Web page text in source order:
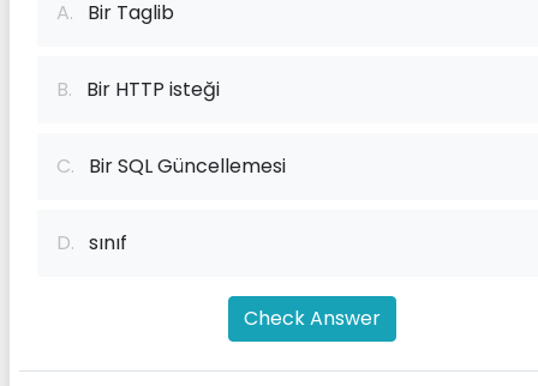
A. Bir Taglib
B. Bir HTTP isteği
C. Bir SQL Güncellemesi
D. sınıf
Check Answer